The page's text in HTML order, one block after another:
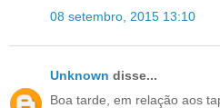
08 setembro, 2015 13:10
Unknown disse...
Boa tarde, em relação aos